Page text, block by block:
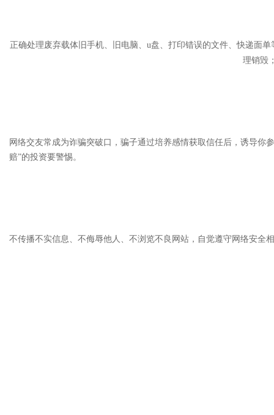
正确处理废弃载体旧手机、旧电脑、u盘、打印错误的文件、快递面
理销毁
网络交友常成为诈骗突破口，骗子通过培养感情获取信任后，诱导
赔”的投资要警惕。
不传播不实信息、不侮辱他人、不浏览不良网站，自觉遵守网络安全